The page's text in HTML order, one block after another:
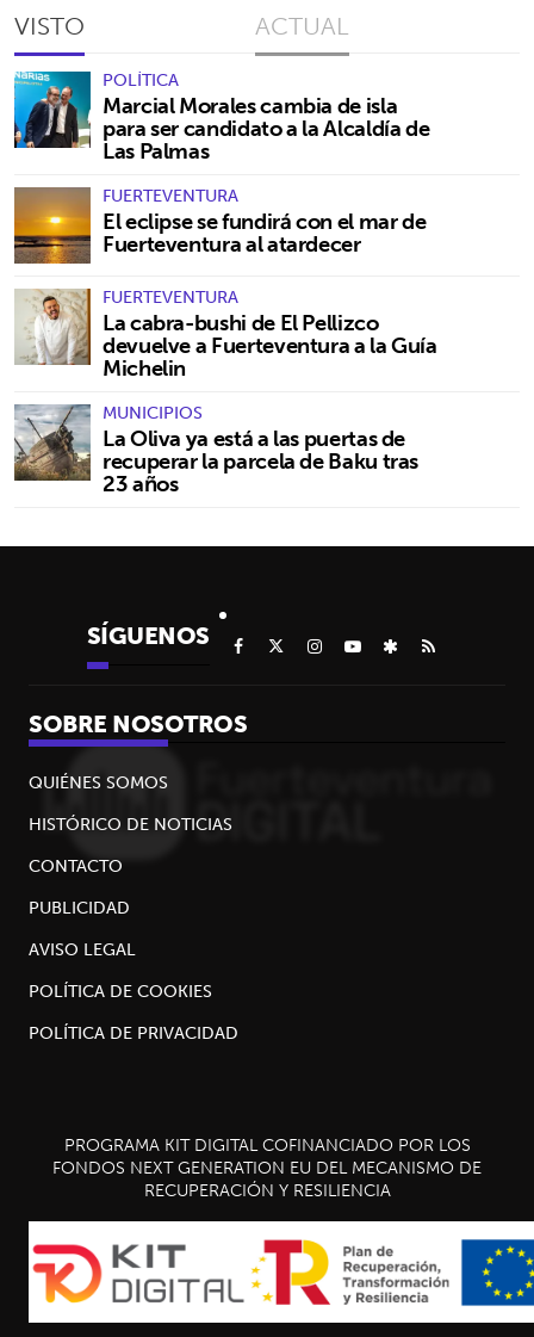
VISTO ACTUAL
POLÍTICA
Marcial Morales cambia de isla
para ser candidato a la Alcaldía de
Las Palmas
FUERTEVENTURA
El eclipse se fundirá con el mar de
Fuerteventura al atardecer
FUERTEVENTURA
La cabra-bushi de El Pellizco
devuelve a Fuerteventura a la Guía
Michelin
MUNICIPIOS
La Oliva ya está a las puertas de
recuperar la parcela de Baku tras
23 años
SÍGUENOS
SOBRE NOSOTROS
QUIÉNES SOMOS
HISTÓRICO DE NOTICIAS
CONTACTO
PUBLICIDAD
AVISO LEGAL
POLÍTICA DE COOKIES
POLÍTICA DE PRIVACIDAD
PROGRAMA KIT DIGITAL COFINANCIADO POR LOS
FONDOS NEXT GENERATION EU DEL MECANISMO DE
RECUPERACIÓN Y RESILIENCIA